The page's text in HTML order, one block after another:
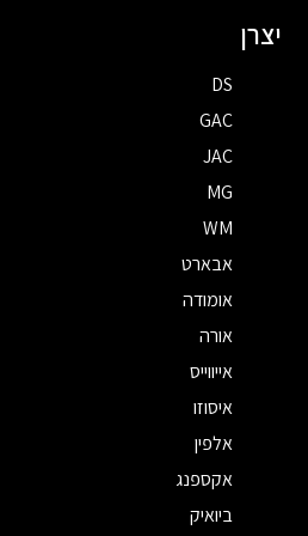
יצרן
DS
GAC
JAC
MG
WM
אבארט
אומודה
אורה
אייווייס
איסוזו
אלפין
אקספנג
ביואיק